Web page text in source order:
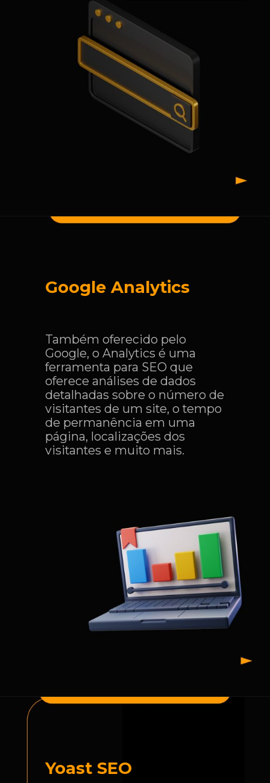
Também oferecido pelo
Google, o Analytics é uma
ferramenta para SEO que
oferece análises de dados
detalhadas sobre o número de
visitantes de um site, o tempo
de permanência em uma
página, localizações dos
visitantes e muito mais.
Google Analytics
Yoast SEO